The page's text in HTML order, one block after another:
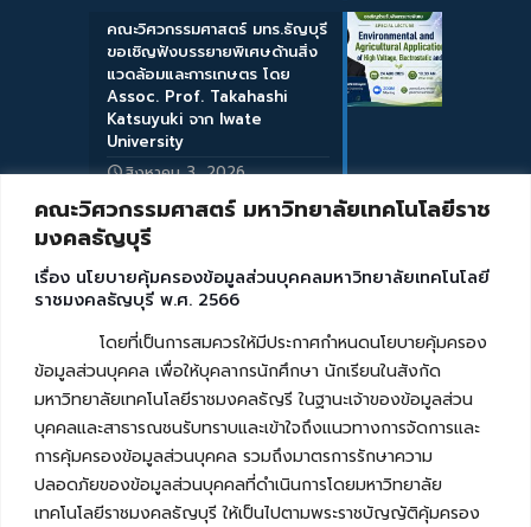
คณะวิศวกรรมศาสตร์ มหาวิทยาลัยเทคโนโลยีราช
มงคลธัญบุรี
เรื่อง นโยบายคุ้มครองข้อมูลส่วนบุคคลมหาวิทยาลัยเทคโนโลยี
ราชมงคลธัญบุรี พ.ศ. 2566
โดยที่เป็นการสมควรให้มีประกาศกำหนดนโยบายคุ้มครอง
ข้อมูลส่วนบุคคล เพื่อให้บุคลากรนักศึกษา นักเรียนในสังกัด
มหาวิทยาลัยเทคโนโลยีราชมงคลธัญรี ในฐานะเจ้าของข้อมูลส่วน
บุคคลและสาธารณชนรับทราบและเข้าใจถึงแนวทางการจัดการและ
การคุ้มครองข้อมูลส่วนบุคคล รวมถึงมาตรการรักษาความ
ปลอดภัยของข้อมูลส่วนบุคคลที่ดำเนินการโดยมหาวิทยาลัย
เทคโนโลยีราชมงคลธัญบุรี ให้เป็นไปตามพระราชบัญญัติคุ้มครอง
คณะวิศวกรรมศาสตร์ มทร.ธัญบุรี
ขอเชิญฟังบรรยายพิเศษด้านสิ่ง
แวดล้อมและการเกษตร โดย
Assoc. Prof. Takahashi
Katsuyuki จาก Iwate
University
สิงหาคม 3, 2026